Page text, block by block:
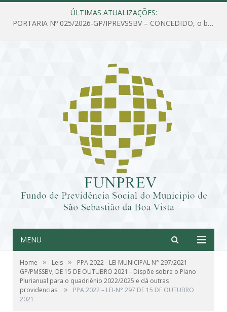
ÚLTIMAS ATUALIZAÇÕES:
PORTARIA Nº 025/2026-GP/IPREVSSBV – CONCEDIDO, o benefício de PENSÃO a MARIA ESTELA DOS SANTOS SOUZA
MENU
Home » Leis »
PPA 2022 - LEI MUNICIPAL N° 297/2021
GP/PMSSBV, DE 15 DE OUTUBRO 2021 - Dispõe sobre o Plano
Plurianual para o quadriênio 2022/2025 e dá outras
providencias.
»
PPA 2022 – LEI-N° 297 DE 15 DE OUTUBRO
2021